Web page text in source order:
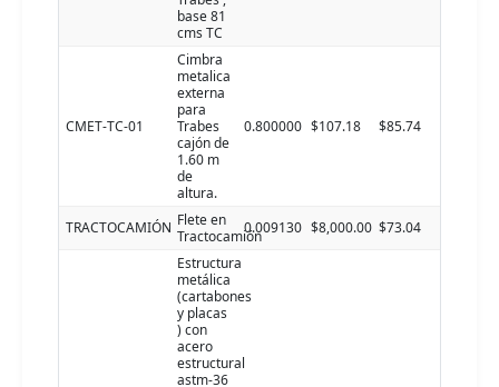
base 81
cms TC
CMET-TC-01
Cimbra
metalica
externa
para
Trabes
cajón de
1.60 m
de
altura.
0.800000 $107.18 $85.74
TRACTOCAMIÓN Flete en
Tractocamión0.009130 $8,000.00 $73.04
Estructura
metálica
(cartabones
y placas
) con
acero
estructural
astm-36